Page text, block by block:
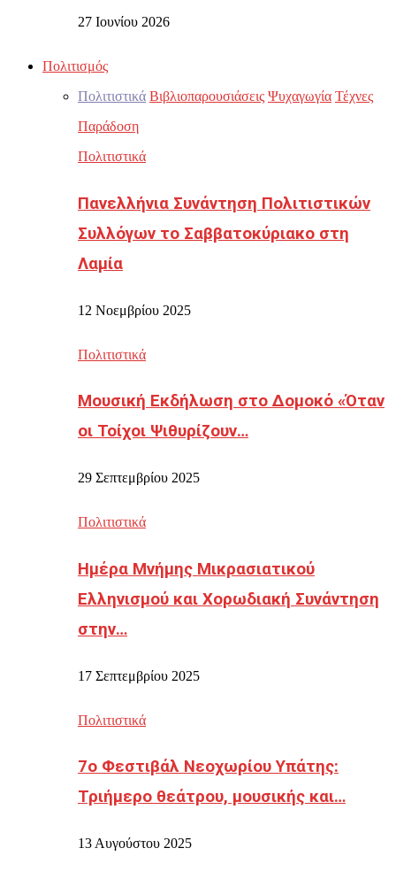
27 Ιουνίου 2026
Πολιτισμός
Πολιτιστικά Βιβλιοπαρουσιάσεις Ψυχαγωγία Τέχνες
Παράδοση
Πολιτιστικά
Πανελλήνια Συνάντηση Πολιτιστικών
Συλλόγων το Σαββατοκύριακο στη
Λαμία
12 Νοεμβρίου 2025
Πολιτιστικά
Μουσική Εκδήλωση στο Δομοκό «Όταν
οι Τοίχοι Ψιθυρίζουν…
29 Σεπτεμβρίου 2025
Πολιτιστικά
Ημέρα Μνήμης Μικρασιατικού
Ελληνισμού και Χορωδιακή Συνάντηση
στην…
17 Σεπτεμβρίου 2025
Πολιτιστικά
7ο Φεστιβάλ Νεοχωρίου Υπάτης:
Τριήμερο θεάτρου, μουσικής και…
13 Αυγούστου 2025